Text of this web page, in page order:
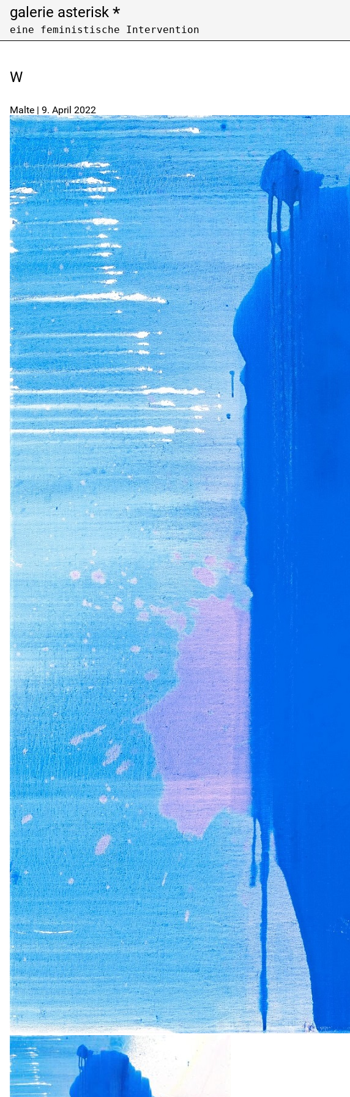
galerie asterisk *
eine feministische Intervention
A B C D
F
G H I
K
L M N
P
Q R
U
V W X
Z
Ausstellungen nach Jahren filtern
Filter exhibitions by years
2026 2025 2024 2023 2022 2021 2020
2016
2015 2014 2013 2012 2011 2010
2006
2005 2004 2003 2002 2000
1996
1995 1994 1993 1992 1991 1990
1986
1985 1984 1983 1982 1981 1980
1976
1975 1974 1973 1972 1971 1970
1966
1965 1964 1963 1962 1961 1960
W
Malte | 9. April 2022